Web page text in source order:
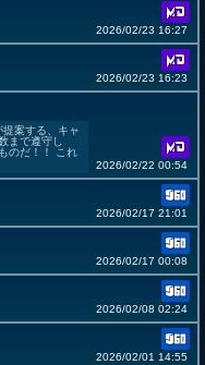
2026/02/23 16:27
2026/02/23 16:23
案する、キャ
まで遵守し
のだ！！ これ
2026/02/22 00:54
2026/02/17 21:01
2026/02/17 00:08
2026/02/08 02:24
2026/02/01 14:55